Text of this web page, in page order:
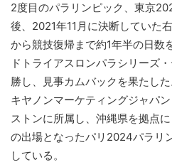
2度目のパラリンピック、東京
後、2021年11月に決断していた
から競技復帰まで約1年半の日
ドトライアスロンパラシリーズ
勝し、見事カムバックを果たした
キヤノンマーケティングジャパ
ストンに所属し、沖縄県を拠点
の出場となったパリ2024パラリ
している。